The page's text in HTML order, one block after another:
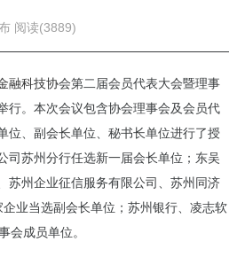
阅读(3889)
融科技协会第二届会员代表大会暨理事
行。本次会议包含协会理事会及会员代
位、副会长单位、秘书长单位进行了授
司苏州分行任选新一届会长单位；东吴
苏州企业征信服务有限公司、苏州同济
业当选副会长单位；苏州银行、凌志软
会成员单位。